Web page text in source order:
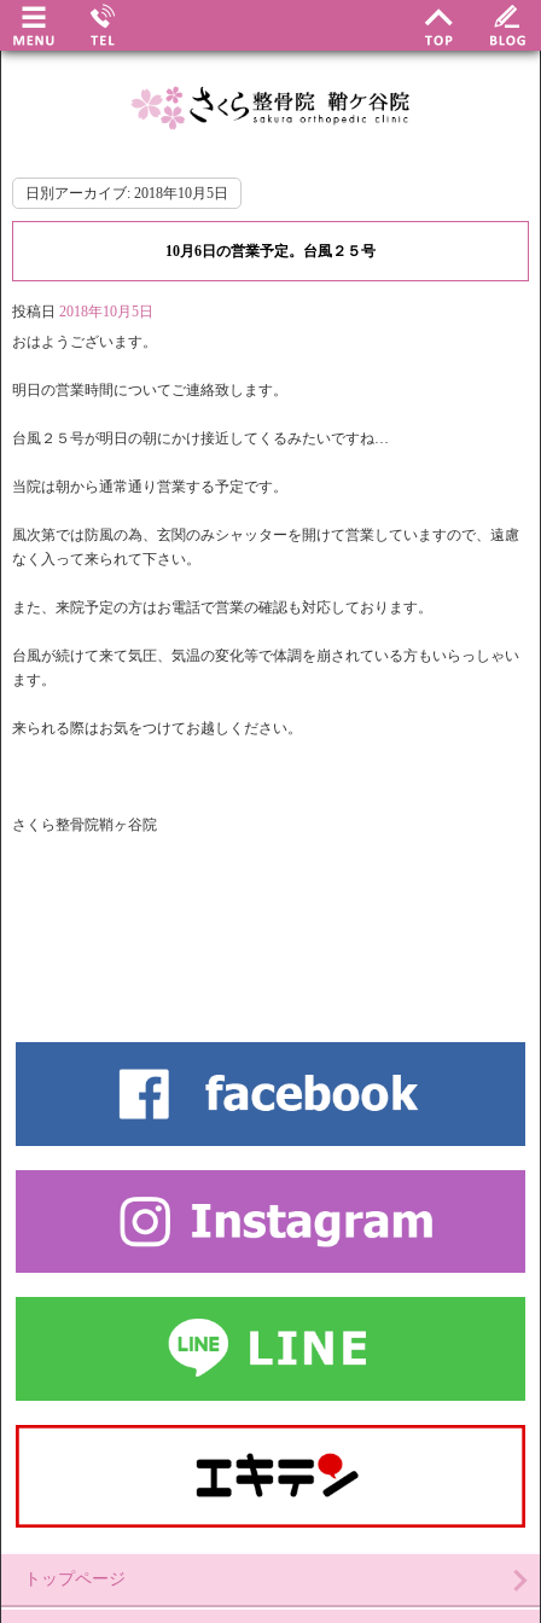
日別アーカイブ: 2018年10月5日
10月6日の営業予定。台風２５号
投稿日 2018年10月5日
おはようございます。
明日の営業時間についてご連絡致します。
台風２５号が明日の朝にかけ接近してくるみたいですね…
当院は朝から通常通り営業する予定です。
風次第では防風の為、玄関のみシャッターを開けて営業していますので、遠慮
なく入って来られて下さい。
また、来院予定の方はお電話で営業の確認も対応しております。
台風が続けて来て気圧、気温の変化等で体調を崩されている方もいらっしゃい
ます。
来られる際はお気をつけてお越しください。
さくら整骨院鞘ヶ谷院
トップページ